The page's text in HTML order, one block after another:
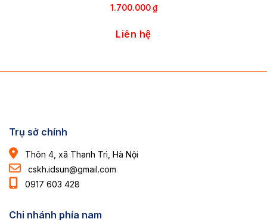
Rated5.00
1.700.000₫
Liên hệ
Trụ sở chính
Thôn 4, xã Thanh Trì, Hà Nội
cskh.idsun@gmail.com
0917 603 428
Chi nhánh phía nam